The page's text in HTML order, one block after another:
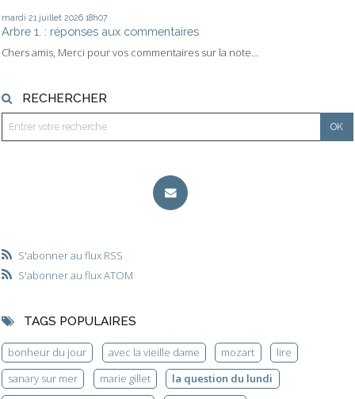
mardi 21 juillet 2026 18h07
Arbre 1. : réponses aux commentaires
Chers amis, Merci pour vos commentaires sur la note...
RECHERCHER
S'abonner au flux RSS
S'abonner au flux ATOM
TAGS POPULAIRES
bonheur du jour avec la vieille dame mozart
lire
sanary sur mer
marie gillet
la question du lundi